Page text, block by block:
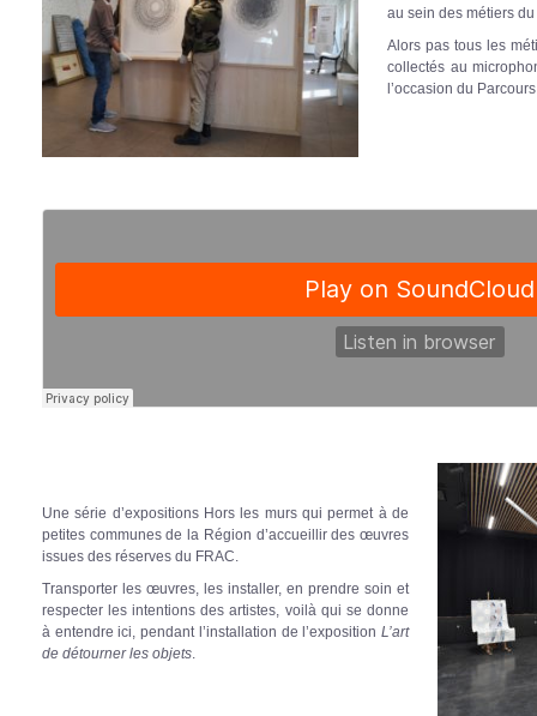
au sein des métiers du
Alors pas tous les
collectés au
l’occasion du
Une série d’expositions Hors les murs qui permet à de
petites communes de la Région d’accueillir des œuvres
issues des réserves du FRAC.
Transporter les œuvres, les installer, en prendre soin et
respecter les intentions des artistes, voilà qui se donne
à entendre ici, pendant l’installation de l’exposition L’art
de détourner les objets